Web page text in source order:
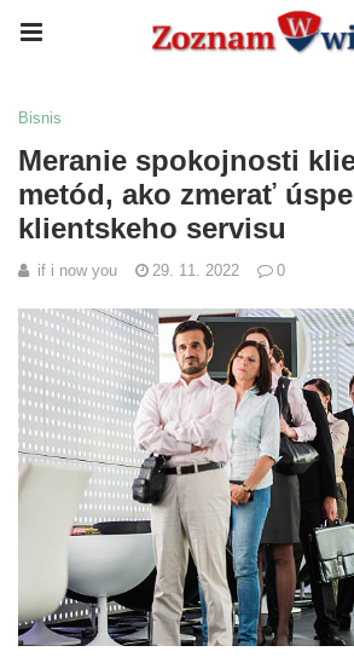
Bisnis
Meranie spokojnosti
metód, ako zmerať
klientskeho servisu
if i now you 29. 11. 2022 0